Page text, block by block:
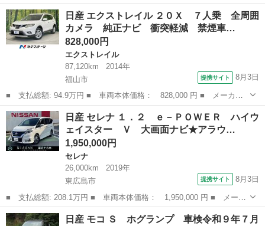
名： 日産 ■ 車種名： セレナ ■ グレード名： ｅ－パワー ハ
イウェイスターＶ 純正メモリナビ フルセグテレビ 純正フリップ
ダウンモニ...
広島 広島市 セレナ
日産 エクストレイル ２０Ｘ ７人乗 全周囲
カメラ 純正ナビ 衝突軽減 禁煙車…
828,000円
エクストレイル
87,120km
2014年
福山市
提携サイト 8月3日
■ 支払総額: 94.9万円 ■ 車両本体価格： 828,000 円 ■ メーカー
名： 日産 ■ 車種名： エクストレイル ■ グレード名： ２０
Ｘ ７人乗 全周囲カメラ 純正ナビ 衝突軽減 禁煙車 ＬＥＤヘ
ッド コーナー...
広島 福山市 エクストレイル
日産 セレナ １．２ ｅ－ＰＯＷＥＲ ハイウ
ェイスター Ｖ 大画面ナビ★アラウ…
1,950,000円
セレナ
26,000km
2019年
東広島市
提携サイト 8月3日
■ 支払総額: 208.1万円 ■ 車両本体価格： 1,950,000 円 ■ メーカ
ー名： 日産 ■ 車種名： セレナ ■ グレード名： １．２ ｅ－
ＰＯＷＥＲ ハイウェイスター Ｖ 大画面ナビ★アラウンドビュー
広島 東広島市
日産 モコ Ｓ ホグランプ 車検令和９年７月